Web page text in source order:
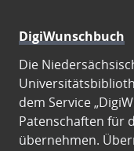
DigiWunschbuch
Die
dem Service
Patenschaften für
übernehmen.